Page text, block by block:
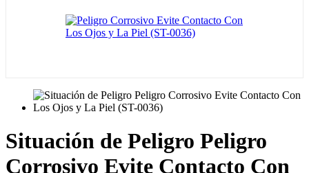
Situación de Peligro Peligro
Corrosivo Evite Contacto Con